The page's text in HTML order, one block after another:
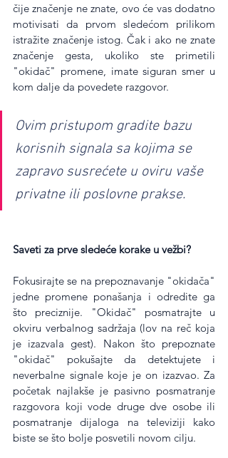
čije značenje ne znate, ovo će vas dodatno
motivisati da prvom sledećom prilikom
istražite značenje istog. Čak i ako ne znate
značenje gesta, ukoliko ste primetili
"okidač" promene, imate siguran smer u
kom dalje da povedete razgovor.
Ovim pristupom gradite bazu
korisnih signala sa kojima se
zapravo susrećete u oviru vaše
privatne ili poslovne prakse.
Saveti za prve sledeće korake u vežbi?
Fokusirajte se na prepoznavanje "okidača"
jedne promene ponašanja i odredite ga
što preciznije. "Okidač" posmatrajte u
okviru verbalnog sadržaja (lov na reč koja
je izazvala gest). Nakon što prepoznate
"okidač" pokušajte da detektujete i
neverbalne signale koje je on izazvao. Za
početak najlakše je pasivno posmatranje
razgovora koji vode druge dve osobe ili
posmatranje dijaloga na televiziji kako
biste se što bolje posvetili novom cilju.